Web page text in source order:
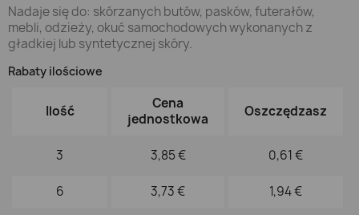
Nadaje się do: skórzanych butów, pasków, futerałów,
mebli, odzieży, okuć samochodowych wykonanych z
gładkiej lub syntetycznej skóry.
Rabaty ilościowe
Ilość
Cena
jednostkowa
Oszczędzasz
3 3,85 € 0,61 €
6 3,73 € 1,94 €